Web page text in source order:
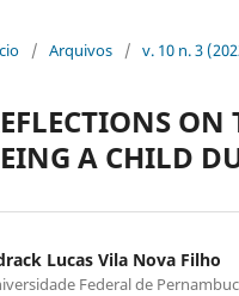
/ Arquivos / v. 10 n. 3
ON
A CHILD
Lucas Vila Nova Filho
Federal de